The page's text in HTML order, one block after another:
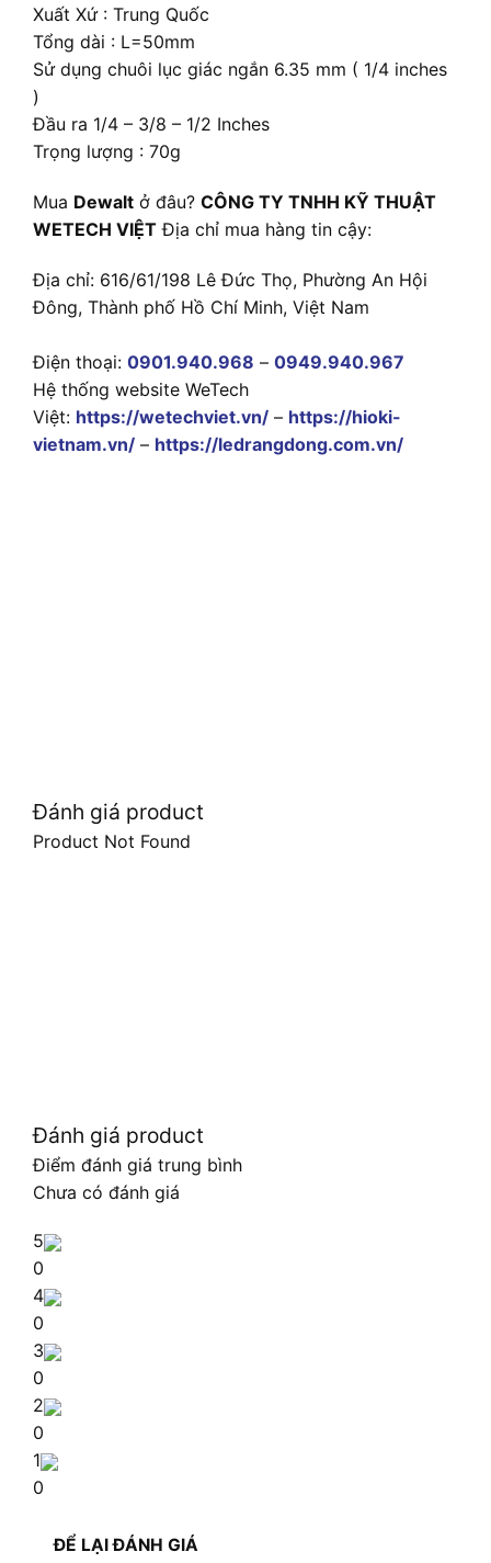
Xuất Xứ : Trung Quốc
Tổng dài : L=50mm
Sử dụng chuôi lục giác ngắn 6.35 mm ( 1/4 inches
)
Đầu ra 1/4 – 3/8 – 1/2 Inches
Trọng lượng : 70g
Mua Dewalt ở đâu? CÔNG TY TNHH KỸ THUẬT
WETECH VIỆT Địa chỉ mua hàng tin cậy:
Địa chỉ: 616/61/198 Lê Đức Thọ, Phường An Hội
Đông, Thành phố Hồ Chí Minh, Việt Nam
Điện thoại: 0901.940.968 – 0949.940.967
Hệ thống website WeTech
Việt: https://wetechviet.vn/ – https://hioki-
vietnam.vn/ – https://ledrangdong.com.vn/
Đánh giá product
Product Not Found
Đánh giá product
Điểm đánh giá trung bình
Chưa có đánh giá
5
0
4
0
3
0
2
0
1
0
ĐỂ LẠI ĐÁNH GIÁ